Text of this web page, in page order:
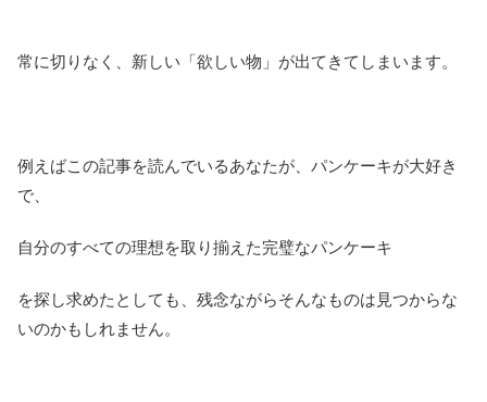
常に切りなく、新しい「欲しい物」が出てきてしまいます。
例えばこの記事を読んでいるあなたが、パンケーキが大好き
で、
自分のすべての理想を取り揃えた完璧なパンケーキ
を探し求めたとしても、残念ながらそんなものは見つからな
いのかもしれません。